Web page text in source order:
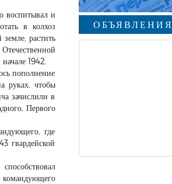
воспитывал и
в колхоз
растить
1942.
пополнение
руках, чтобы
зачислили в
Первого
где
гвардейской
ОБЪЯВЛЕНИЯ